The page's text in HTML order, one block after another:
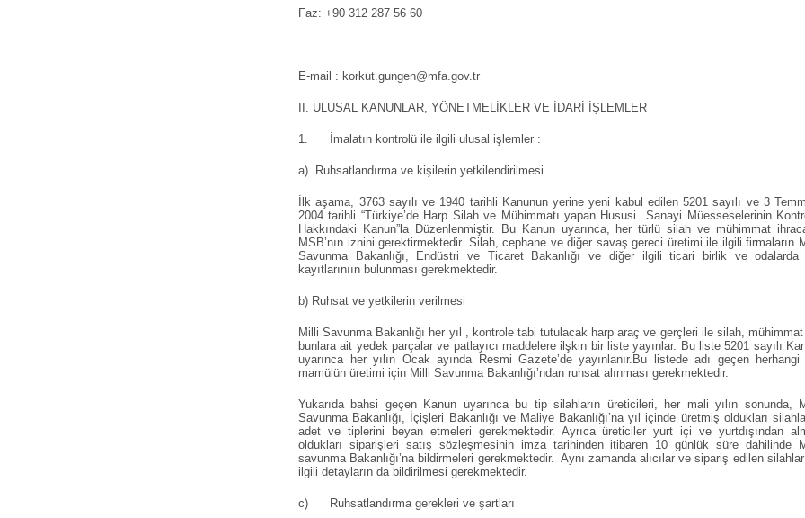
Faz: +90 312 287 56 60
E-mail : korkut.gungen@mfa.gov.tr
II. ULUSAL KANUNLAR, YÖNETMELİKLER VE İDARİ İŞLEMLER
1. İmalatın kontrolü ile ilgili ulusal işlemler :
a) Ruhsatlandırma ve kişilerin yetkilendirilmesi
İlk aşama, 3763 sayılı ve 1940 tarihli Kanunun yerine yeni kabul edilen 5201 sayılı ve 3
2004 tarihli “Türkiye’de Harp Silah ve Mühimmatı yapan Hususi Sanayi Müesseselerinin
Hakkındaki Kanun”la Düzenlenmiştir. Bu Kanun uyarınca, her türlü silah ve mühimmat
MSB’nın iznini gerektirmektedir. Silah, cephane ve diğer savaş gereci üretimi ile ilgili firmaların
Savunma Bakanlığı, Endüstri ve Ticaret Bakanlığı ve diğer ilgili ticari birlik ve odalarda
kayıtlarınıın bulunması gerekmektedir.
b) Ruhsat ve yetkilerin verilmesi
Milli Savunma Bakanlığı her yıl , kontrole tabi tutulacak harp araç ve gerçleri ile silah,
bunlara ait yedek parçalar ve patlayıcı maddelere ilşkin bir liste yayınlar. Bu liste 5201 sayılı
uyarınca her yılın Ocak ayında Resmi Gazete’de yayınlanır.Bu listede adı geçen herhangi
mamülün üretimi için Milli Savunma Bakanlığı’ndan ruhsat alınması gerekmektedir.
Yukarıda bahsi geçen Kanun uyarınca bu tip silahların üreticileri, her mali yılın sonunda,
Savunma Bakanlığı, İçişleri Bakanlığı ve Maliye Bakanlığı’na yıl içinde üretmiş oldukları
adet ve tiplerini beyan etmeleri gerekmektedir. Ayrıca üreticiler yurt içi ve yurtdışından
oldukları siparişleri satış sözleşmesinin imza tarihinden itibaren 10 günlük süre dahilinde
savunma Bakanlığı’na bildirmeleri gerekmektedir. Aynı zamanda alıcılar ve sipariş edilen
ilgili detayların da bildirilmesi gerekmektedir.
c) Ruhsatlandırma gerekleri ve şartları